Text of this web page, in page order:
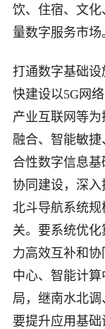
饮、住宿、文
量数字服务市场
打通数字基础
快建设以5G网
产业互联网等
融合、智能敏
合性数字信息
协同建设，深
北斗导航系统
关。要系统优
力高效互补和
中心、智能计
局，继南水北调
要提升应用基